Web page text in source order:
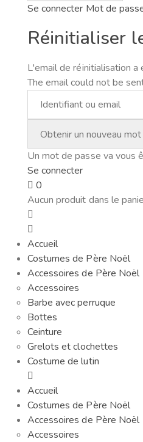
Se connecter Mot de
Réinitialiser
L'email de réinitialisation a
The email could not be
Un mot de passe va vous
Se connecter
0
Aucun produit dans le
Accueil
Costumes de Père Noël
Accessoires de Père Noël
Accessoires
Barbe avec perruque
Bottes
Ceinture
Grelots et clochettes
Costume de lutin
Accueil
Costumes de Père Noël
Accessoires de Père Noël
Accessoires